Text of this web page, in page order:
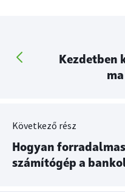
Kezdetben
Következő rész
Hogyan
számítógép a